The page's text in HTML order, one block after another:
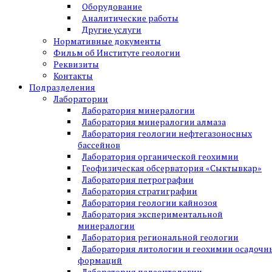
Оборудование
Аналитические работы
Другие услуги
Нормативные документы
Фильм об Институте геологии
Реквизиты
Контакты
Подразделения
Лаборатории
Лаборатория минералогии
Лаборатория минералогии алмаза
Лаборатория геологии нефтегазоносных
бассейнов
Лаборатория органической геохимии
Геофизическая обсерватория «Сыктывкар»
Лаборатория петрографии
Лаборатория стратиграфии
Лаборатория геологии кайнозоя
Лаборатория экспериментальной
минералогии
Лаборатория региональной геологии
Лаборатория литологии и геохимии
формаций